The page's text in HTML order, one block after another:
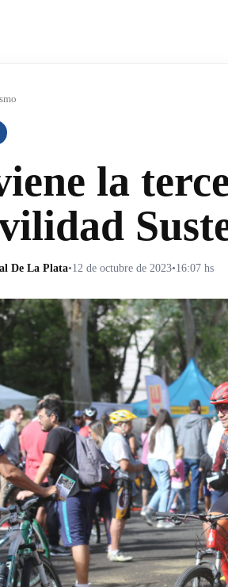
la
De La Plata•12 de octubre de 2023•16:07 hs